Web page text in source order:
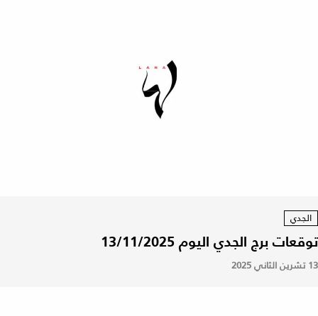
الجدي
توقعات برج الجدي اليوم 13/11/2025
13 تشرين الثاني 2025